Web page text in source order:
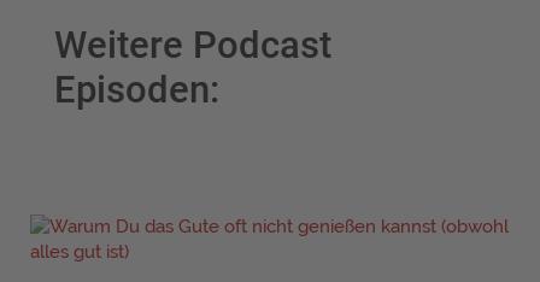
Weitere Podcast
Episoden: